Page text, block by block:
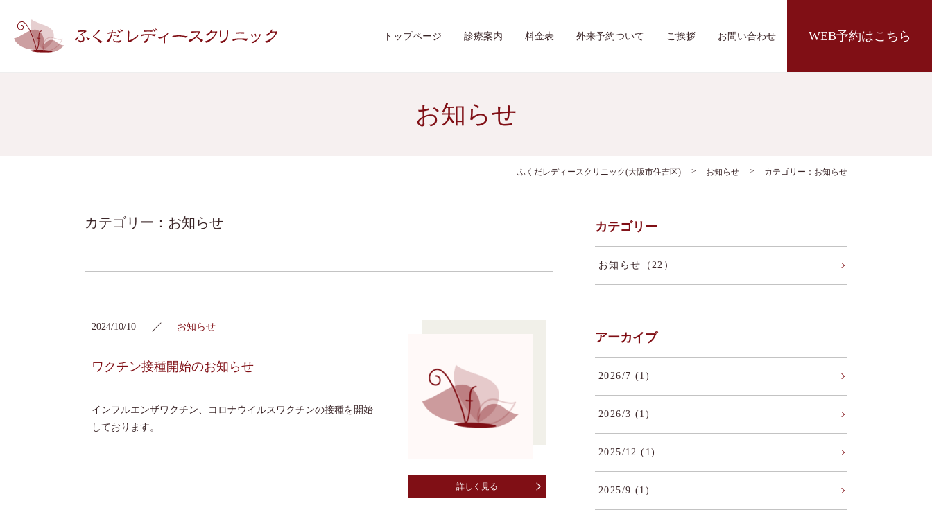
トップページ 診療案内 料金表 外来予約ついて ご挨拶 お問い合わせ WEB予約はこちら
お知らせ
ふくだレディースクリニック(大阪市住吉区) お知らせ カテゴリー：お知らせ
カテゴリー：お知らせ
2024/10/10 お知らせ
ワクチン接種開始のお知らせ
インフルエンザワクチン、コロナウイルスワクチンの接種を開始
しております。
詳しく見る
カテゴリー
お知らせ（22）
アーカイブ
2026/7 (1)
2026/3 (1)
2025/12 (1)
2025/9 (1)